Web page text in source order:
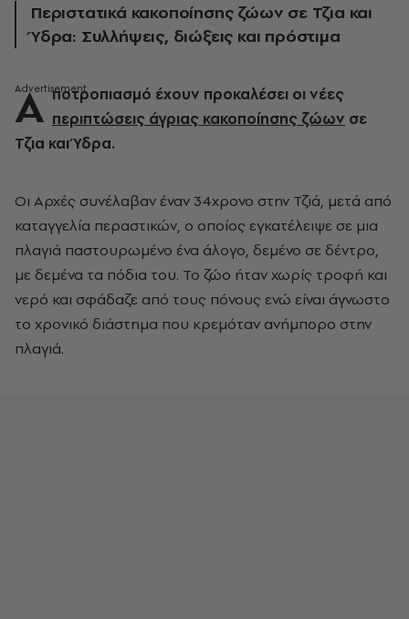
Περιστατικά κακοποίησης ζώων σε Τζια και
Ύδρα: Συλλήψεις, διώξεις και πρόστιμα
Α ποτροπιασμό έχουν προκαλέσει οι νέες
περιπτώσεις άγριας κακοποίησης ζώων σε
Τζια και Ύδρα.
Οι Αρχές συνέλαβαν έναν 34χρονο στην Τζιά, μετά από
καταγγελία περαστικών, ο οποίος εγκατέλειψε σε μια
πλαγιά παστουρωμένο ένα άλογο, δεμένο σε δέντρο,
με δεμένα τα πόδια του. Το ζώο ήταν χωρίς τροφή και
νερό και σφάδαζε από τους πόνους ενώ είναι άγνωστο
το χρονικό διάστημα που κρεμόταν ανήμπορο στην
πλαγιά.